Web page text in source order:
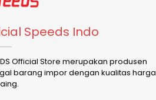
Speeds Indo
Official Store merupakan produsen
barang impor dengan kualitas harga